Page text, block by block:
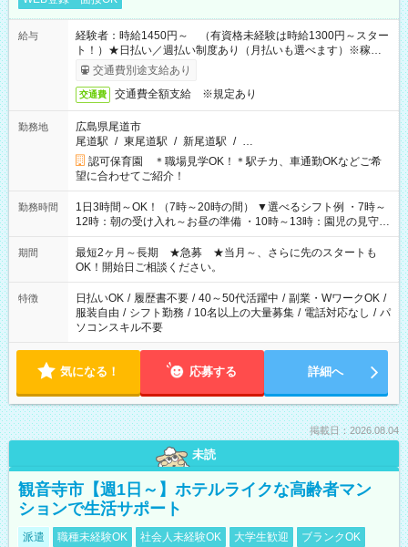
給与
経験者：時給1450円～ （有資格未経験は時給1300円～スター
ト！）★日払い／週払い制度あり（月払いも選べます）※稼働開
始時は手続き完了次第のお支払いとなります★フルタイムでき
る方は100円アップ！
交通費別途支給あり
交通費 交通費全額支給 ※規定あり
勤務地
広島県尾道市
尾道駅 / 東尾道駅 / 新尾道駅 / …
認可保育園 ＊職場見学OK！＊駅チカ、車通勤OKなどご希
望に合わせてご紹介！
勤務時間
1日3時間～OK！（7時～20時の間） ▼選べるシフト例 ・7時～
12時：朝の受け入れ～お昼の準備 ・10時～13時：園児の見守り
～お昼の補助 ・9時～16時：帰りの会まで！子供の成長を見守
る ・15時～20時：夜のお迎えサポート ※残業なし！
期間
最短2ヶ月～長期 ★急募 ★当月～、さらに先のスタートも
OK！開始日ご相談ください。
特徴 日払いOK / 履歴書不要 / 40～50代活躍中 / 副業・WワークOK /
服装自由 / シフト勤務 / 10名以上の大量募集 / 電話対応なし / パ
ソコンスキル不要
気になる！ 応募する 詳細へ
掲載日：2026.08.04
未読
観音寺市【週1日～】ホテルライクな高齢者マン
ションで生活サポート
派遣 職種未経験OK 社会人未経験OK 大学生歓迎
ブランクOK